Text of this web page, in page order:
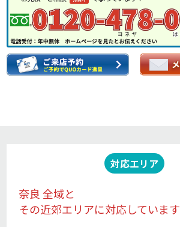
対応エリア
奈良 全域と
その近郊エリアに対応しています